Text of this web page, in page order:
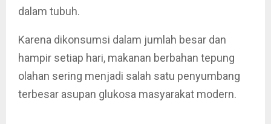
dalam tubuh.
Karena dikonsumsi dalam jumlah besar dan
hampir setiap hari, makanan berbahan tepung
olahan sering menjadi salah satu penyumbang
terbesar asupan glukosa masyarakat modern.